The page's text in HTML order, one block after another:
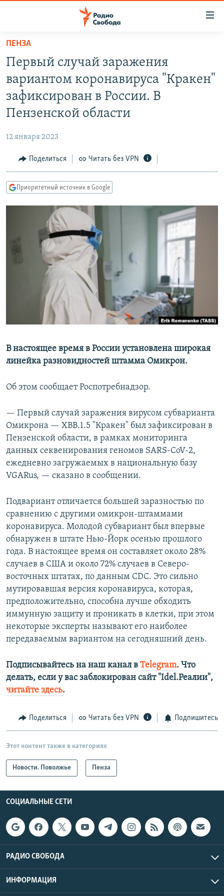
упрощенного
доступа
основному
содержанию
навигации
Вернутся
ПОДКАСТЫ
АВТОРСКИЕ ПРОЕКТЫ
ЦИТАТЫ СВОБОДЫ
КУЛЬТУРА
IDEL.РЕАЛИИ
КАВКАЗ.РЕАЛИИ
СИБИРЬ.РЕАЛИИ
РАСПИСАНИЕ ВЕЩАНИЯ
ПОДПИШИТЕСЬ НА РАССЫЛКУ
Все сайты РСЕ/РС
ПЕНЗА
Первый случай заражения
вариантом коронавируса "Кракен"
зафиксирован в России. В
Пензенской области
12 января 2023
Поделиться Читать без VPN
Приоритетный источник в Google
В настоящее время в России установлена широкая
линейка разновидностей штамма Омикрон.
Об этом сообщает Роспотребнадзор.
— Первый случай заражения вирусом субварианта
Омикрона — XBB.1.5 "Кракен" был зафиксирован в
Пензенской области, в рамках мониторинга
данных секвенирования геномов SARS-CoV-2,
ежедневно загружаемых в национальную базу
VGARus, — сказано в сообщении.
Подвариант отличается большей заразностью по
сравнению с другими омикрон-штаммами
коронавируса. Молодой субвариант был впервые
обнаружен в штате Нью-Йорк осенью прошлого
года. В настоящее время он составляет около 28%
случаев в США и около 72% случаев в Северо-
восточных штатах, по данным CDC. Это сильно
мутировавшая версия коронавируса, которая,
предположительно, способна лучше обходить
иммунную защиту и проникать в клетки, при этом
некоторые эксперты называют его наиболее
передаваемым вариантом на сегодняшний день.
Подписывайтесь на наш канал в Telegram. Что
делать, если у вас заблокирован сайт "Idel.Реалии",
читайте здесь.
Поделиться Читать без VPN Подпишитесь
Этот контент также в категориях
Новости. Поволжье Пенза
СОЦИАЛЬНЫЕ СЕТИ
РАДИО СВОБОДА
ИНФОРМАЦИЯ